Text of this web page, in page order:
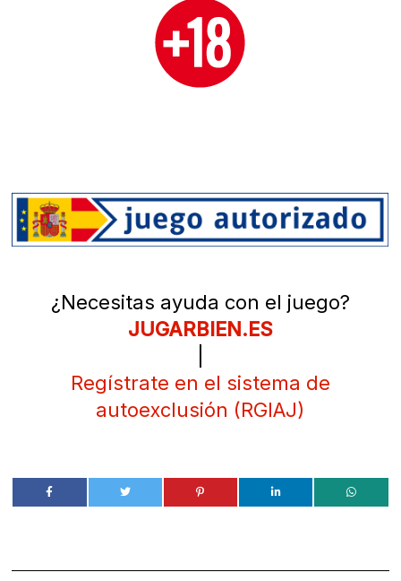
¿Necesitas ayuda con el juego?
JUGARBIEN.ES
Regístrate en el sistema de
autoexclusión (RGIAJ)